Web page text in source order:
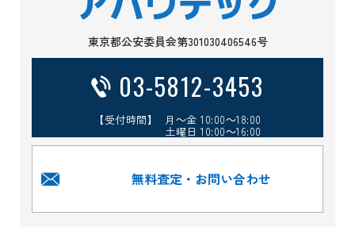
東京都公安委員会第301030406546号
03-5812-3453
【受付時間】 月～金 10:00～18:00
土曜日 10:00～16:00
無料査定・お問い合わせ